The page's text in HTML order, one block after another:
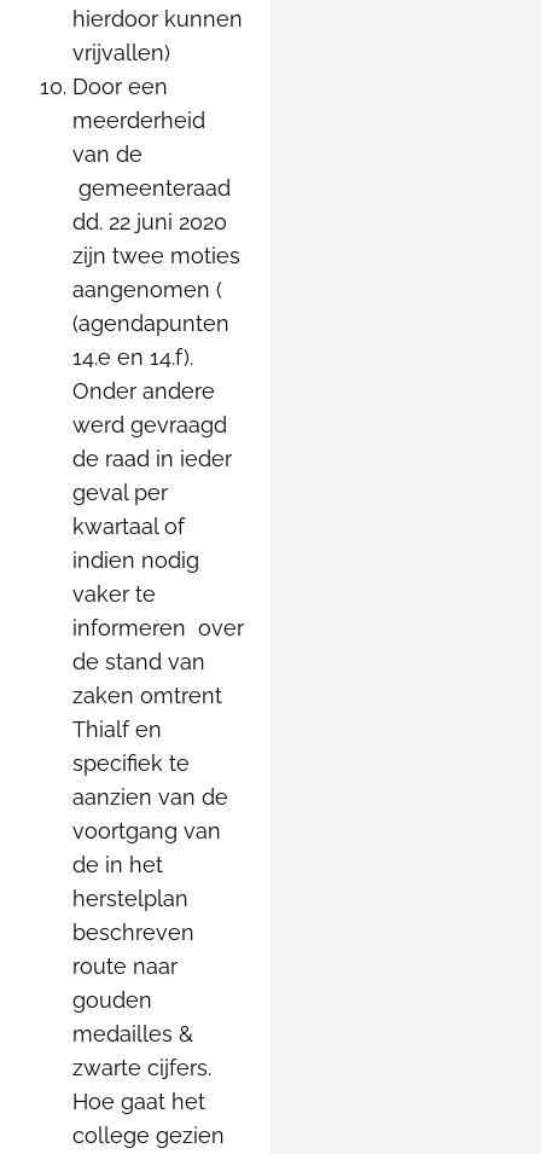
hierdoor kunnen
vrijvallen)
Door een
meerderheid
van de
gemeenteraad
dd. 22 juni 2020
zijn twee moties
aangenomen (
(agendapunten
14.e en 14.f).
Onder andere
werd gevraagd
de raad in ieder
geval per
kwartaal of
indien nodig
vaker te
informeren over
de stand van
zaken omtrent
Thialf en
specifiek te
aanzien van de
voortgang van
de in het
herstelplan
beschreven
route naar
gouden
medailles &
zwarte cijfers.
Hoe gaat het
college gezien